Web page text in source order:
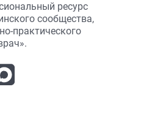
ресурс
сообщества,
практического